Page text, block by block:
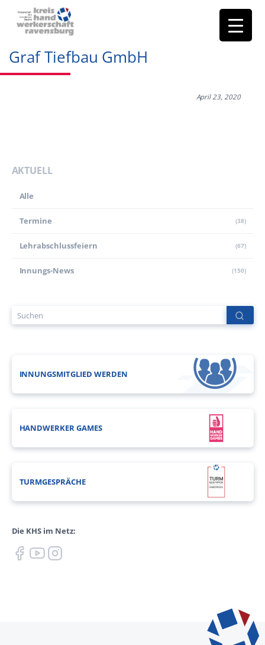
Graf Tiefbau GmbH
April 23, 2020
AKTUELL
Alle
Termine (38)
Lehr­abschluss­feiern (67)
Innungs-News (150)
INNUNGSMITGLIED WERDEN
HANDWERKER GAMES
TURMGESPRÄCHE
Die KHS im Netz: